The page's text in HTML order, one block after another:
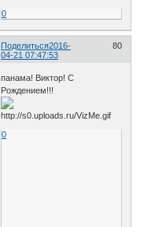
0
Поделиться 80
2016-
04-21 07:47:53
панама! Виктор! С
Рождением!!!
0